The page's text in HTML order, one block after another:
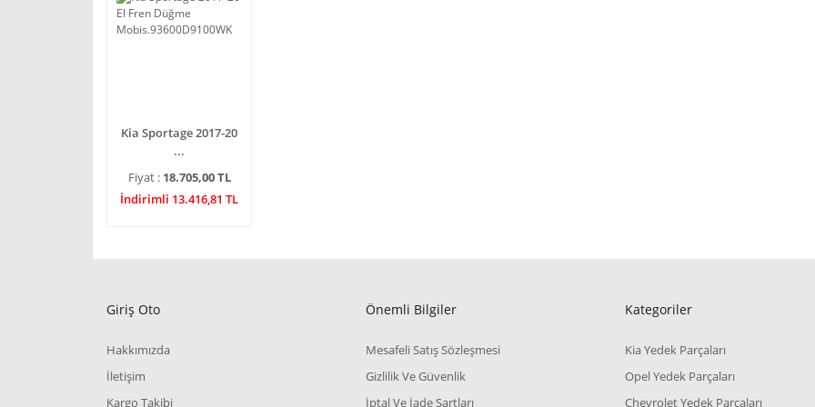
Kia Sportage 2017-20
...
Fiyat : 18.705,00 TL
İndirimli 13.416,81 TL
Giriş Oto
Hakkımızda
İletişim
Kargo Takibi
Önemli Bilgiler
Mesafeli Satış Sözleşmesi
Gizlilik Ve Güvenlik
İptal Ve İade Şartları
Kategoriler
Kia Yedek Parçaları
Opel Yedek Parçaları
Chevrolet Yedek Parçaları